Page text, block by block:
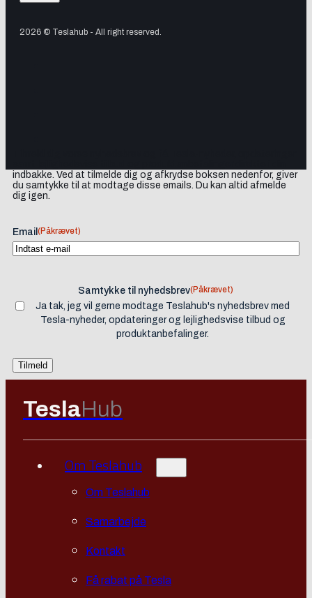
2026 © Teslahub - All right reserved.
indbakke. Ved at tilmelde dig og afkrydse boksen nedenfor, giver
du samtykke til at modtage disse emails. Du kan altid afmelde
dig igen.
Email (Påkrævet)
Samtykke til nyhedsbrev(Påkrævet)
Ja tak, jeg vil gerne modtage Teslahub's nyhedsbrev med
Tesla-nyheder, opdateringer og lejlighedsvise tilbud og
produktanbefalinger.
TeslaHub
Om Teslahub
Om Teslahub
Samarbejde
Kontakt
Få rabat på Tesla